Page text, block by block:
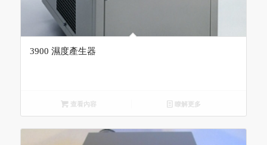
3900 濕度產生器
查看內容 瞭解更多